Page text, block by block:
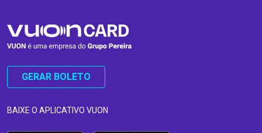
GERAR BOLETO
BAIXE O APLICATIVO VUON